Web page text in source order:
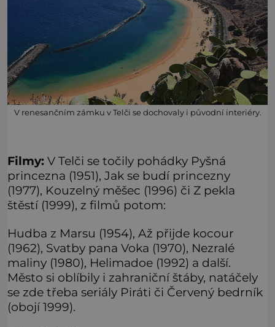
V renesančním zámku v Telči se dochovaly i původní interiéry.
Filmy: V Telči se točily pohádky Pyšná
princezna (1951), Jak se budí princezny
(1977), Kouzelný měšec (1996) či Z pekla
štěstí (1999), z filmů potom:
Hudba z Marsu (1954), Až přijde kocour
(1962), Svatby pana Voka (1970), Nezralé
maliny (1980), Helimadoe (1992) a další.
Město si oblíbily i zahraniční štáby, natáčely
se zde třeba seriály Piráti či Červený bedrník
(obojí 1999).